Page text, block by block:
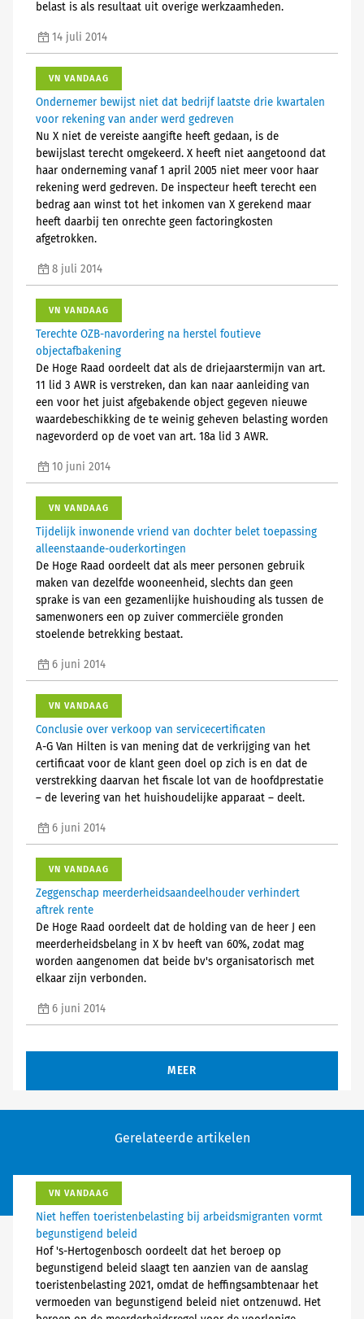
belast is als resultaat uit overige werkzaamheden.
14 juli 2014
VN VANDAAG
Ondernemer bewijst niet dat bedrijf laatste drie kwartalen
voor rekening van ander werd gedreven
Nu X niet de vereiste aangifte heeft gedaan, is de
bewijslast terecht omgekeerd. X heeft niet aangetoond dat
haar onderneming vanaf 1 april 2005 niet meer voor haar
rekening werd gedreven. De inspecteur heeft terecht een
bedrag aan winst tot het inkomen van X gerekend maar
heeft daarbij ten onrechte geen factoringkosten
afgetrokken.
8 juli 2014
VN VANDAAG
Terechte OZB-navordering na herstel foutieve
objectafbakening
De Hoge Raad oordeelt dat als de driejaarstermijn van art.
11 lid 3 AWR is verstreken, dan kan naar aanleiding van
een voor het juist afgebakende object gegeven nieuwe
waardebeschikking de te weinig geheven belasting worden
nagevorderd op de voet van art. 18a lid 3 AWR.
10 juni 2014
VN VANDAAG
Tijdelijk inwonende vriend van dochter belet toepassing
alleenstaande-ouderkortingen
De Hoge Raad oordeelt dat als meer personen gebruik
maken van dezelfde wooneenheid, slechts dan geen
sprake is van een gezamenlijke huishouding als tussen de
samenwoners een op zuiver commerciële gronden
stoelende betrekking bestaat.
6 juni 2014
VN VANDAAG
Conclusie over verkoop van servicecertificaten
A-G Van Hilten is van mening dat de verkrijging van het
certificaat voor de klant geen doel op zich is en dat de
verstrekking daarvan het fiscale lot van de hoofdprestatie
– de levering van het huishoudelijke apparaat – deelt.
6 juni 2014
VN VANDAAG
Zeggenschap meerderheidsaandeelhouder verhindert
aftrek rente
De Hoge Raad oordeelt dat de holding van de heer J een
meerderheidsbelang in X bv heeft van 60%, zodat mag
worden aangenomen dat beide bv's organisatorisch met
elkaar zijn verbonden.
6 juni 2014
MEER
Gerelateerde artikelen
VN VANDAAG
Niet heffen toeristenbelasting bij arbeidsmigranten vormt
begunstigend beleid
Hof 's-Hertogenbosch oordeelt dat het beroep op
begunstigend beleid slaagt ten aanzien van de aanslag
toeristenbelasting 2021, omdat de heffingsambtenaar het
vermoeden van begunstigend beleid niet ontzenuwd. Het